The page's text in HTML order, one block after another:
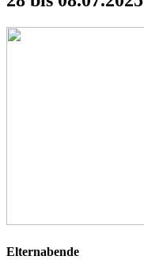
Elternabende